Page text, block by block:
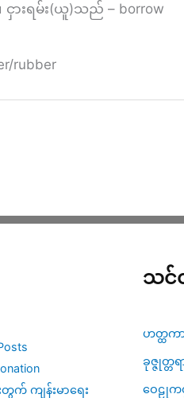
ငှားရမ်း(ယူ)သည် – borrow
rubber
တွက် ကျန်းမာရေး
သင်
ဟတ္ထက
ခုဇ္ဇုတ္တရ
ဝေဠုက